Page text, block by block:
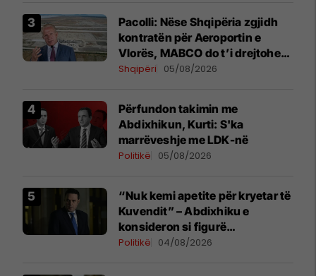
Pacolli: Nëse Shqipëria zgjidh
kontratën për Aeroportin e
Vlorës, MABCO do t’i drejtohet
arbitrazhit ndërkombëtar
Shqipëri 05/08/2026
Përfundon takimin me
Abdixhikun, Kurti: S'ka
marrëveshje me LDK-në
Politikë 05/08/2026
“Nuk kemi apetite për kryetar të
Kuvendit” – Abdixhiku e
konsideron si figurë
ceremoniale
Politikë 04/08/2026